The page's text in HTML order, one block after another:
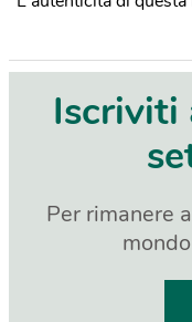
Iscriviti
Per rimanere